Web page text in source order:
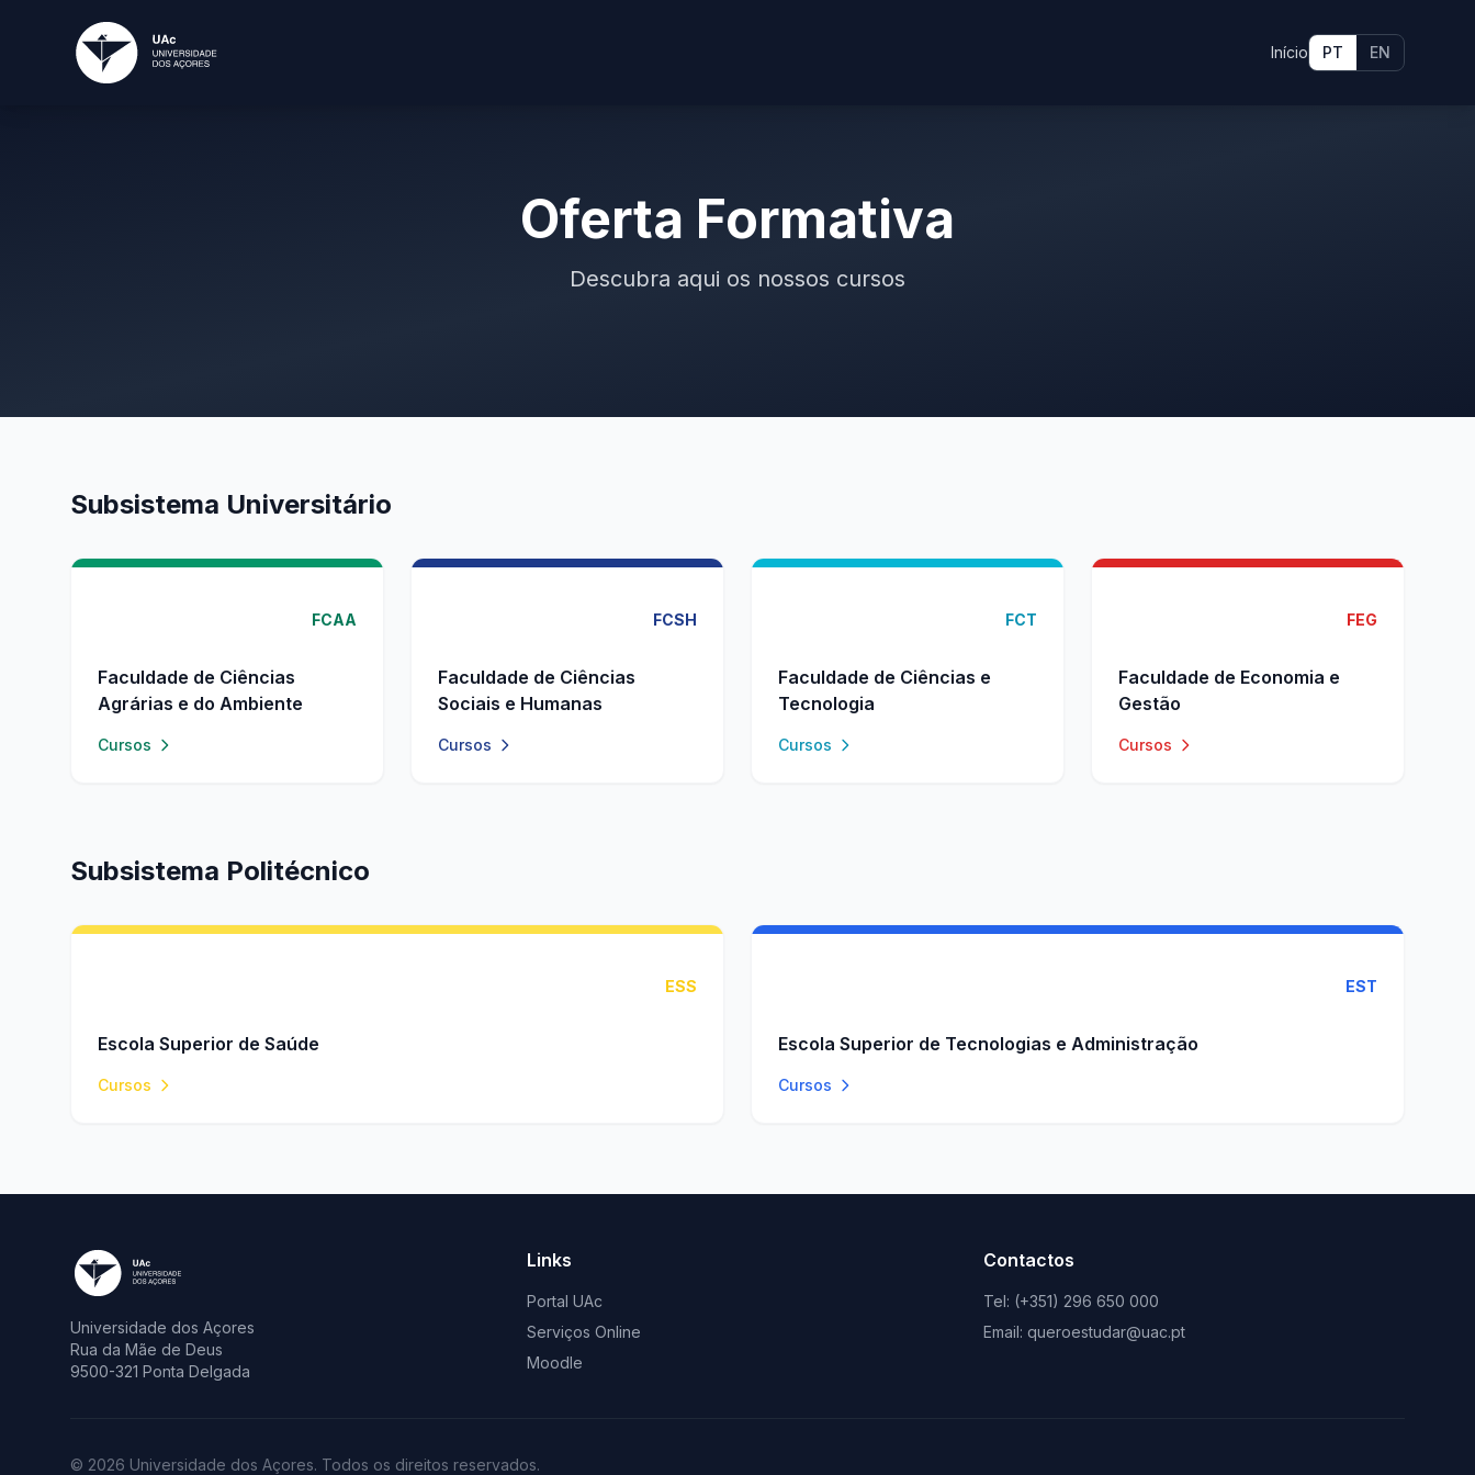
Início PT EN
Oferta Formativa
Descubra aqui os nossos cursos
Subsistema Universitário
FCAA
Faculdade de Ciências
Agrárias e do Ambiente
Cursos
FCSH
Faculdade de Ciências
Sociais e Humanas
Cursos
FCT
Faculdade de Ciências e
Tecnologia
Cursos
FEG
Faculdade de Economia e
Gestão
Cursos
Subsistema Politécnico
ESS
Escola Superior de Saúde
Cursos
EST
Escola Superior de Tecnologias e Administração
Cursos
Universidade dos Açores
Rua da Mãe de Deus
9500-321 Ponta Delgada
Links
Portal UAc
Serviços Online
Moodle
Contactos
Tel: (+351) 296 650 000
Email: queroestudar@uac.pt
© 2026 Universidade dos Açores. Todos os direitos reservados.